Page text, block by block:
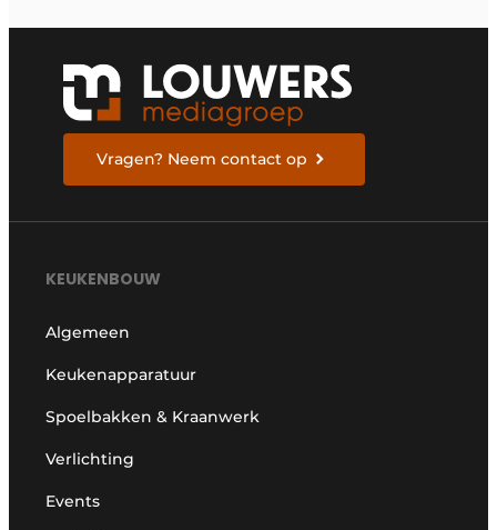
Vragen? Neem contact op
KEUKENBOUW
Algemeen
Keukenapparatuur
Spoelbakken & Kraanwerk
Verlichting
Events